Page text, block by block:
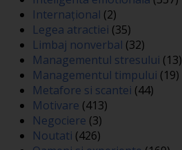
Internațional (2)
Legea atractiei (35)
Limbaj nonverbal (32)
Managementul stresului (13)
Managementul timpului (19)
Metafore si scantei (44)
Motivare (413)
Negociere (3)
Noutati (426)